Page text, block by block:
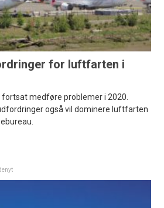
for luftfarten i
medføre problemer i 2020.
også vil dominere luftfarten